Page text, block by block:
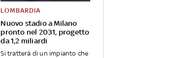
Nuovo stadio a Milano
pronto nel 2031, progetto
da 1,2 miliardi
LOMBARDIA
Si tratterà di un impianto che